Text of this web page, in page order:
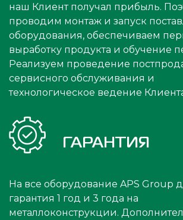
наш Клиент получал прибыль.
проводим монтаж и запуск
оборудования, обеспечиваем
выработку продукта и обучение
Реализуем проведение
сервисного обслуживания и
технологическое ведение
ГАРАНТИЯ
На все оборудование APS Group
гарантия 1 год и 3 года на
металлоконструкции.